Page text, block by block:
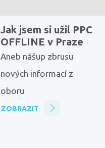
Jak jsem si užil PPC
OFFLINE v Praze
Aneb nášup zbrusu
nových informací z
oboru
ZOBRAZIT